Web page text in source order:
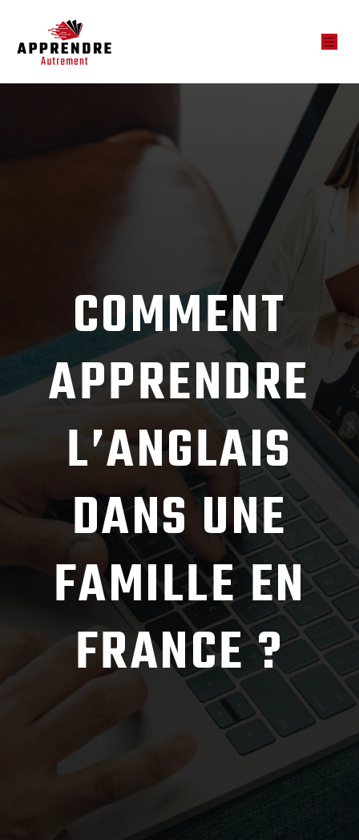
COMMENT
APPRENDRE
L’ANGLAIS
DANS UNE
FAMILLE EN
FRANCE ?